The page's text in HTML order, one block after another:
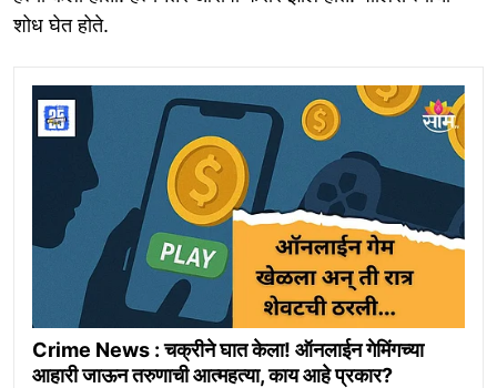
शोध घेत होते.
Crime News : चक्रीने घात केला! ऑनलाईन गेमिंगच्या
आहारी जाऊन तरुणाची आत्महत्या, काय आहे प्रकार?